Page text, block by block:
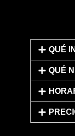
QUÉ
QUÉ